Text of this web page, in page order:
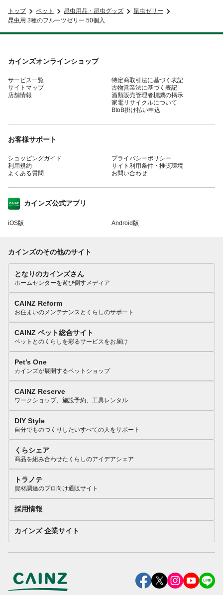
トップ ペット 昆虫用品・昆虫グッズ
昆虫ゼリー
昆虫用 3種のフルーツゼリー 50個入
カインズオンラインショップ
サービス一覧
サイトマップ
店舗情報
特定商取引法に基づく表記
古物営業法に基づく表記
酒類販売管理者標識の掲示
家電リサイクルについて
BtoB掛け払い申込
お客様サポート
ショッピングガイド
利用規約
よくある質問
プライバシーポリシー
サイト利用条件・推奨環境
お問い合わせ
カインズ公式アプリ
iOS版 Android版
カインズのその他のサイト
となりのカインズさん
ホームセンターを遊び倒すメディア
CAINZ Reform
お住まいのメンテナンスとくらしのサポート
CAINZ ペット総合サイト
ペットとのくらしを彩るサービスをお届け
Pet’s One
カインズが展開するペットショップ
CAINZ Reserve
ワークショップ、施設予約、工具レンタル
DIY Style
自分でものづくりしたいすべての人をサポート
くらシェア
商品を組み合わせたくらしのアイデアシェア
トラノテ
資材調達のプロ向け通販サイト
採用情報
カインズ 企業サイト